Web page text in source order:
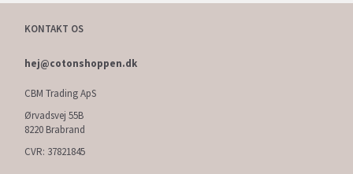
KONTAKT OS
hej@cotonshoppen.dk
CBM Trading ApS
Ørvadsvej 55B
8220 Brabrand
CVR: 37821845